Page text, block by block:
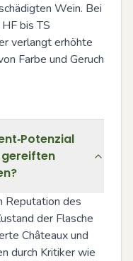
Wein. Bei
bis TS
verlangt erhöhte
Farbe und Geruch
gereiften
Reputation des
der Flasche
Châteaux und
durch Kritiker wie